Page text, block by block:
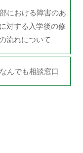
における障害のあ
対する入学後の修
流れについて
んでも相談窓口